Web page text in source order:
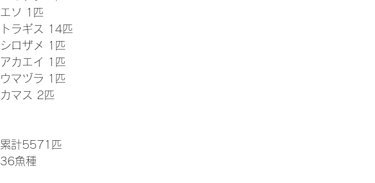
エソ 1匹
トラギス 14匹
シロザメ 1匹
アカエイ 1匹
ウマヅラ 1匹
カマス 2匹
累計5571匹
36魚種